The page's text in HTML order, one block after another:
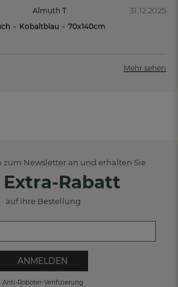
Almuth T. 31.12.2025
- Kobaltblau - 70x140cm
Mehr sehen
zum Newsletter an und erhalten Sie
Extra-Rabatt
auf Ihre Bestellung
ANMELDEN
Anti-Roboter-Verifizierung